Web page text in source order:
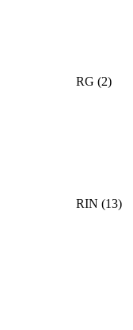
RG (2)
RIN (13)